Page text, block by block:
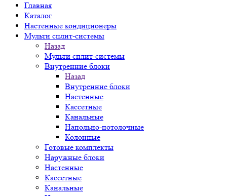
Главная
Каталог
Настенные кондиционеры
Мульти сплит-системы
Назад
Мульти сплит-системы
Внутренние блоки
Назад
Внутренние блоки
Настенные
Кассетные
Канальные
Напольно-потолочные
Колонные
Готовые комплекты
Наружные блоки
Настенные
Кассетные
Канальные